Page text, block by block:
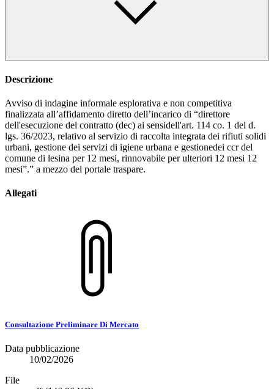
Descrizione
Avviso di indagine informale esplorativa e non competitiva
finalizzata all’affidamento diretto dell’incarico di “direttore
dell'esecuzione del contratto (dec) ai sensidell'art. 114 co. 1 del d.
lgs. 36/2023, relativo al servizio di raccolta integrata dei rifiuti solidi
urbani, gestione dei servizi di igiene urbana e gestionedei ccr del
comune di lesina per 12 mesi, rinnovabile per ulteriori 12 mesi 12
mesi”.” a mezzo del portale traspare.
Allegati
Consultazione Preliminare Di Mercato
Data pubblicazione
10/02/2026
File